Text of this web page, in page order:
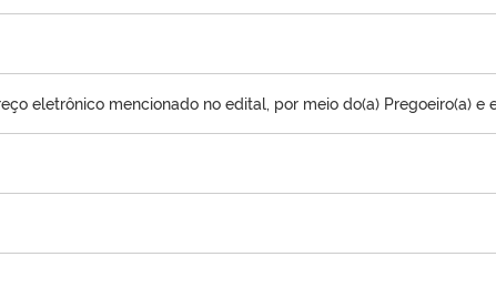
eletrônico mencionado no edital, por meio do(a) Pregoeiro(a) e